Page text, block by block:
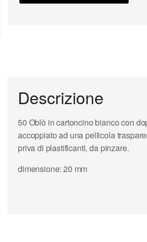
Descrizione
50 Oblò in cartoncino bianco con
accoppiato ad una pellicola
priva di plastificanti, da pinzare.
dimensione: 20 mm